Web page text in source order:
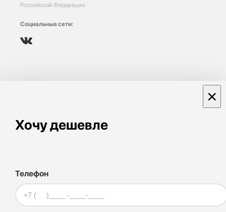
Российской Федерации
Социальные сети:
Хочу дешевле
×
Телефон